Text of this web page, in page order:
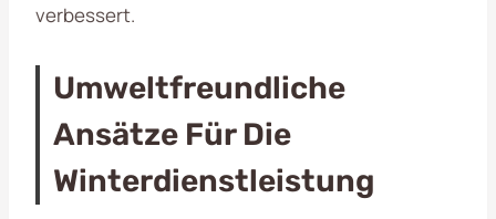
verbessert.
Umweltfreundliche
Ansätze Für Die
Winterdienstleistung